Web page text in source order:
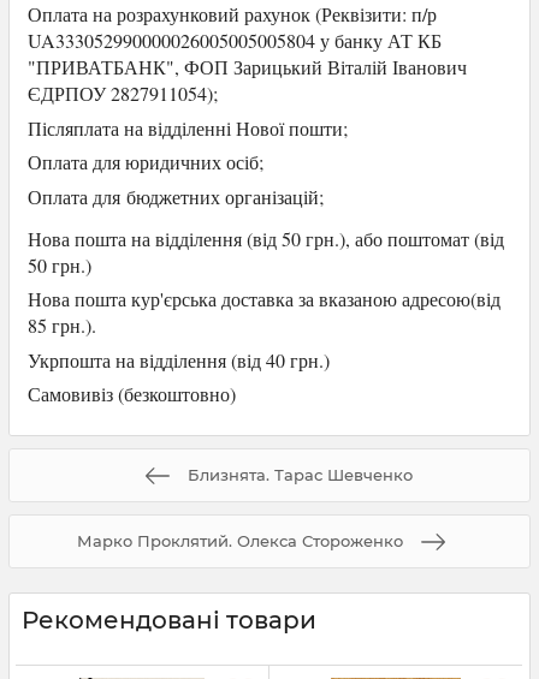
Оплата на розрахунковий рахунок (Реквізити: п/р
UA333052990000026005005005804 у банку АТ КБ
"ПРИВАТБАНК", ФОП Зарицький Віталій Іванович
ЄДРПОУ 2827911054);
Післяплата на відділенні Нової пошти;
Оплата для юридичних осіб;
Оплата для бюджетних організацій;
Нова пошта на відділення (від 50 грн.), абопоштомат (від
50 грн.)
Нова пошта кур'єрська доставка за вказаною адресою(від
85 грн.).
Укрпошта на відділення (від 40 грн.)
Самовивіз (безкоштовно)
Близнята. Тарас Шевченко
Марко Проклятий. Олекса Стороженко
Рекомендовані товари